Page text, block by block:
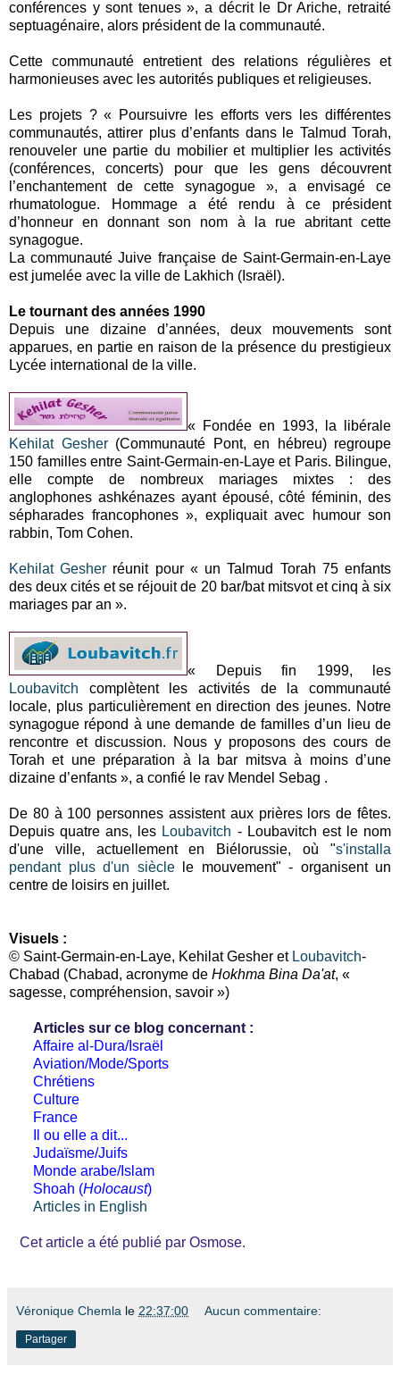
conférences y sont tenues », a décrit le Dr Ariche, retraité
septuagénaire, alors président de la communauté.
Cette communauté entretient des relations régulières et
harmonieuses avec les autorités publiques et religieuses.
Les projets ? « Poursuivre les efforts vers les différentes
communautés, attirer plus d’enfants dans le Talmud Torah,
renouveler une partie du mobilier et multiplier les activités
(conférences, concerts) pour que les gens découvrent
l’enchantement de cette synagogue », a envisagé ce
rhumatologue. Hommage a été rendu à ce président
d’honneur en donnant son nom à la rue abritant cette
synagogue.
La communauté Juive française de Saint-Germain-en-Laye
est jumelée avec la ville de Lakhich (Israël).
Le tournant des années 1990
Depuis une dizaine d’années, deux mouvements sont
apparues, en partie en raison de la présence du prestigieux
Lycée international de la ville.
« Fondée en 1993, la libérale
Kehilat Gesher(Communauté Pont, en hébreu) regroupe
150 familles entre Saint-Germain-en-Laye et Paris. Bilingue,
elle compte de nombreux mariages mixtes : des
anglophones ashkénazes ayant épousé, côté féminin, des
sépharades francophones », expliquait avec humour son
rabbin, Tom Cohen.
Kehilat Gesher réunit pour « un Talmud Torah 75 enfants
des deux cités et se réjouit de 20 bar/bat mitsvot et cinq à six
mariages par an ».
« Depuis fin 1999, les
Loubavitch complètent les activités de la communauté
locale, plus particulièrement en direction des jeunes. Notre
synagogue répond à une demande de familles d’un lieu de
rencontre et discussion. Nous y proposons des cours de
Torah et une préparation à la bar mitsva à moins d’une
dizaine d’enfants », a confié le rav Mendel Sebag .
De 80 à 100 personnes assistent aux prières lors de fêtes.
Depuis quatre ans, les Loubavitch - Loubavitch est le nom
d'une ville, actuellement en Biélorussie, où "s'installa
pendant plus d'un sièclele mouvement" - organisent un
centre de loisirs en juillet.
Visuels :
© Saint-Germain-en-Laye, Kehilat Gesher et Loubavitch-
Chabad (Chabad, acronyme de Hokhma Bina Da'at, «
sagesse, compréhension, savoir »)
Articles sur ce blog concernant :
Affaire al-Dura/Israël
Aviation/Mode/Sports
Chrétiens
Culture
France
Il ou elle a dit...
Judaïsme/Juifs
Monde arabe/Islam
Shoah (Holocaust)
Articles in English
Cet article a été publié par Osmose.
Véronique Chemla le 22:37:00 Aucun commentaire:
Partager